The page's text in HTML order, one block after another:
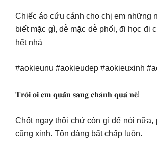
Chiếc áo cứu cánh cho chị em những
biết mặc gì, dễ mặc dễ phối, đi học đi
hết nhá
#aokieunu #aokieudep #aokieuxinh
𝐓𝐫𝐨̀𝐢 𝐨̛𝐢 𝐞𝐦 𝐪𝐮𝐚̂̀𝐧 𝐬𝐚𝐧𝐠 𝐜𝐡𝐚̉𝐧𝐡 𝐪𝐮𝐚́ 𝐧𝐞̀!
Chốt ngay thôi chứ còn gì để nói nữa,
cũng xinh. Tôn dáng bất chấp luôn.